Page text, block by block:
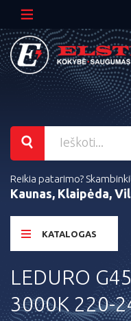
Reikia patarimo?
Kaunas, Klaipėda,
KATALOGAS
LEDURO
3000K 220-